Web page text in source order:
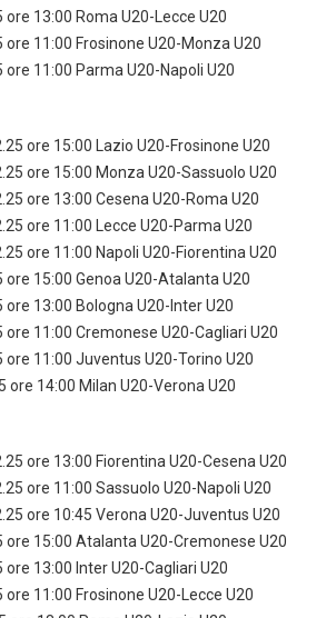
ore 13:00 Roma U20-Lecce U20
ore 11:00 Frosinone U20-Monza U20
ore 11:00 Parma U20-Napoli U20
ore 15:00 Lazio U20-Frosinone U20
ore 15:00 Monza U20-Sassuolo U20
ore 13:00 Cesena U20-Roma U20
ore 11:00 Lecce U20-Parma U20
ore 11:00 Napoli U20-Fiorentina U20
ore 15:00 Genoa U20-Atalanta U20
ore 13:00 Bologna U20-Inter U20
ore 11:00 Cremonese U20-Cagliari U20
ore 11:00 Juventus U20-Torino U20
ore 14:00 Milan U20-Verona U20
ore 13:00 Fiorentina U20-Cesena U20
ore 11:00 Sassuolo U20-Napoli U20
ore 10:45 Verona U20-Juventus U20
ore 15:00 Atalanta U20-Cremonese U20
ore 13:00 Inter U20-Cagliari U20
11:00 Frosinone U20-Lecce U20